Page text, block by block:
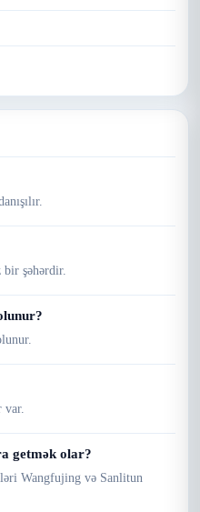
şəhərdir.
var.
getmək olar?
Wangfujing və Sanlitun